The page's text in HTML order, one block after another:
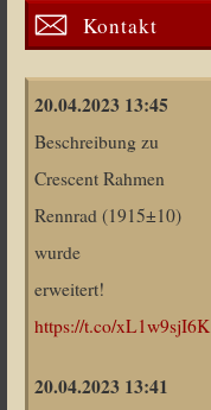
Kontakt
20.04.2023 13:45
Beschreibung zu
Crescent Rahmen
Rennrad (1915±10)
wurde
erweitert!
https://t.co/xL1w9sjI6K
20.04.2023 13:41